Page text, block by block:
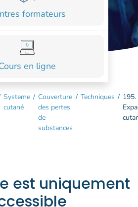
formateurs
en ligne
Systeme
cutané
/ Couverture
des pertes
de
substances
/ Techniques / 195.
est uniquement